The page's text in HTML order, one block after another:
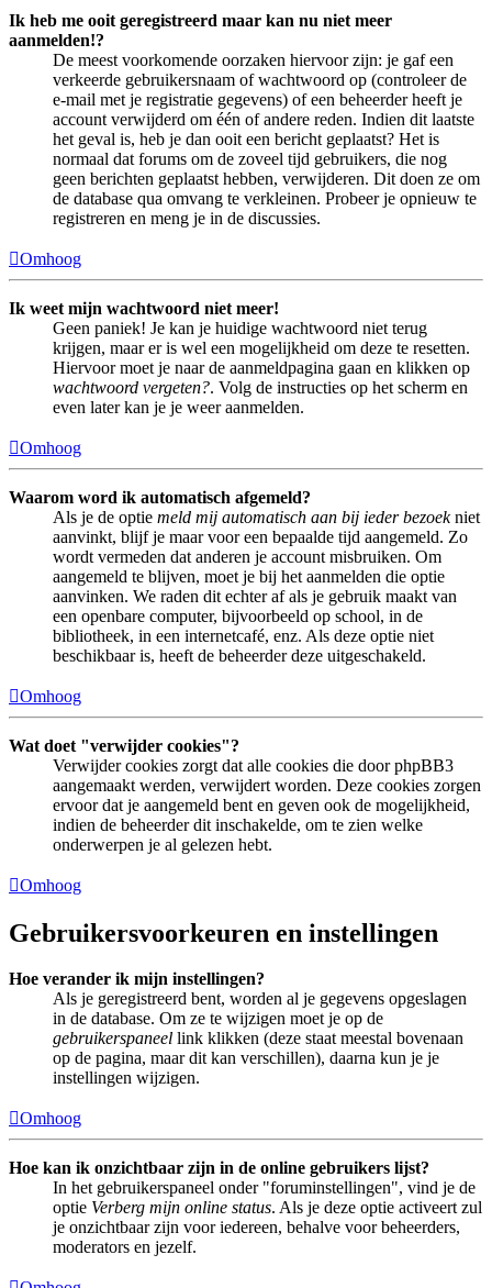
Ik heb me ooit geregistreerd maar kan nu niet meer
aanmelden!?
De meest voorkomende oorzaken hiervoor zijn: je gaf een
verkeerde gebruikersnaam of wachtwoord op (controleer de
e-mail met je registratie gegevens) of een beheerder heeft je
account verwijderd om één of andere reden. Indien dit laatste
het geval is, heb je dan ooit een bericht geplaatst? Het is
normaal dat forums om de zoveel tijd gebruikers, die nog
geen berichten geplaatst hebben, verwijderen. Dit doen ze om
de database qua omvang te verkleinen. Probeer je opnieuw te
registreren en meng je in de discussies.
Omhoog
Ik weet mijn wachtwoord niet meer!
Geen paniek! Je kan je huidige wachtwoord niet terug
krijgen, maar er is wel een mogelijkheid om deze te resetten.
Hiervoor moet je naar de aanmeldpagina gaan en klikken op
wachtwoord vergeten?. Volg de instructies op het scherm en
even later kan je je weer aanmelden.
Omhoog
Waarom word ik automatisch afgemeld?
Als je de optie meld mij automatisch aan bij ieder bezoekniet
aanvinkt, blijf je maar voor een bepaalde tijd aangemeld. Zo
wordt vermeden dat anderen je account misbruiken. Om
aangemeld te blijven, moet je bij het aanmelden die optie
aanvinken. We raden dit echter af als je gebruik maakt van
een openbare computer, bijvoorbeeld op school, in de
bibliotheek, in een internetcafé, enz. Als deze optie niet
beschikbaar is, heeft de beheerder deze uitgeschakeld.
Omhoog
Wat doet "verwijder cookies"?
Verwijder cookies zorgt dat alle cookies die door phpBB3
aangemaakt werden, verwijdert worden. Deze cookies zorgen
ervoor dat je aangemeld bent en geven ook de mogelijkheid,
indien de beheerder dit inschakelde, om te zien welke
onderwerpen je al gelezen hebt.
Omhoog
Gebruikersvoorkeuren en instellingen
Hoe verander ik mijn instellingen?
Als je geregistreerd bent, worden al je gegevens opgeslagen
in de database. Om ze te wijzigen moet je op de
gebruikerspaneel link klikken (deze staat meestal bovenaan
op de pagina, maar dit kan verschillen), daarna kun je je
instellingen wijzigen.
Omhoog
Hoe kan ik onzichtbaar zijn in de online gebruikers lijst?
In het gebruikerspaneel onder "foruminstellingen", vind je de
optie Verberg mijn online status. Als je deze optie activeert zul
je onzichtbaar zijn voor iedereen, behalve voor beheerders,
moderators en jezelf.